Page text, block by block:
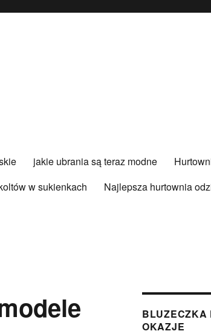
jakie ubrania są teraz modne
w sukienkach
Najlepsza hurtownia
BLUZECZKA
OKAZJE